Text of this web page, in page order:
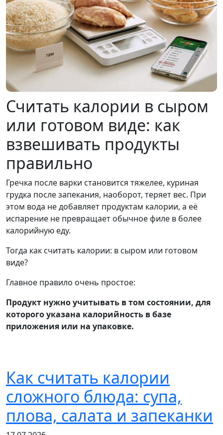
Считать калории в сыром
или готовом виде: как
взвешивать продукты
правильно
Гречка после варки становится тяжелее, куриная
грудка после запекания, наоборот, теряет вес. При
этом вода не добавляет продуктам калории, а её
испарение не превращает обычное филе в более
калорийную еду.
Тогда как считать калории: в сыром или готовом
виде?
Главное правило очень простое:
Продукт нужно учитывать в том состоянии, для
которого указана калорийность в базе
приложения или на упаковке.
Как считать калории
сложного блюда: супа,
плова, салата и запеканки